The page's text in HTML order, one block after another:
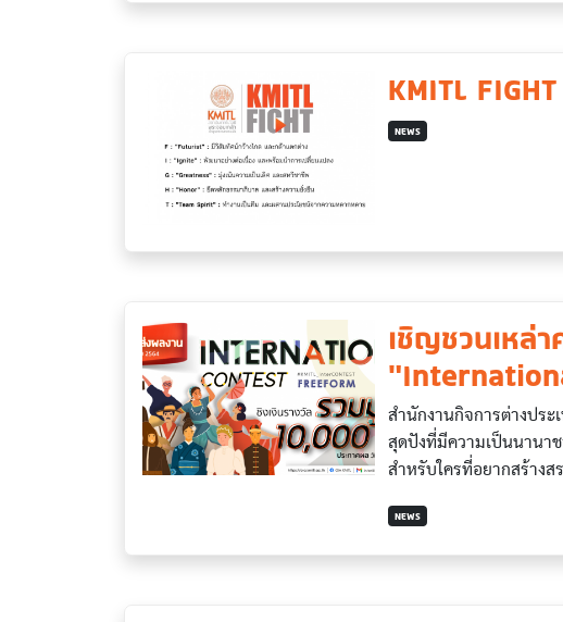
KMITL FIGHT
NEWS
เชิญชวนเหล่า
สำนักงานกิจการต่างประ
สุดปังที่มีความเป็นนานา
สำหรับใครที่อยากสร้างส
NEWS